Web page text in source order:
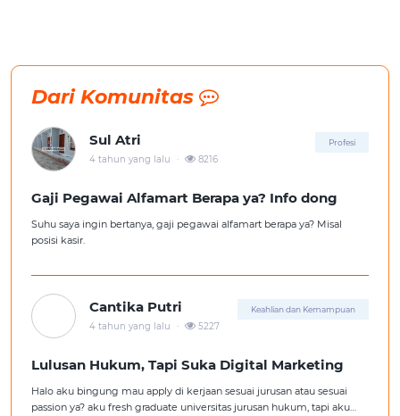
Dari Komunitas
Sul Atri Profesi
4 tahun yang lalu . 8216
Gaji Pegawai Alfamart Berapa ya? Info dong
Suhu saya ingin bertanya, gaji pegawai alfamart berapa ya? Misal
posisi kasir.
Cantika Putri Keahlian dan Kemampuan
4 tahun yang lalu . 5227
Lulusan Hukum, Tapi Suka Digital Marketing
Halo aku bingung mau apply di kerjaan sesuai jurusan atau sesuai
passion ya? aku fresh graduate universitas jurusan hukum, tapi aku